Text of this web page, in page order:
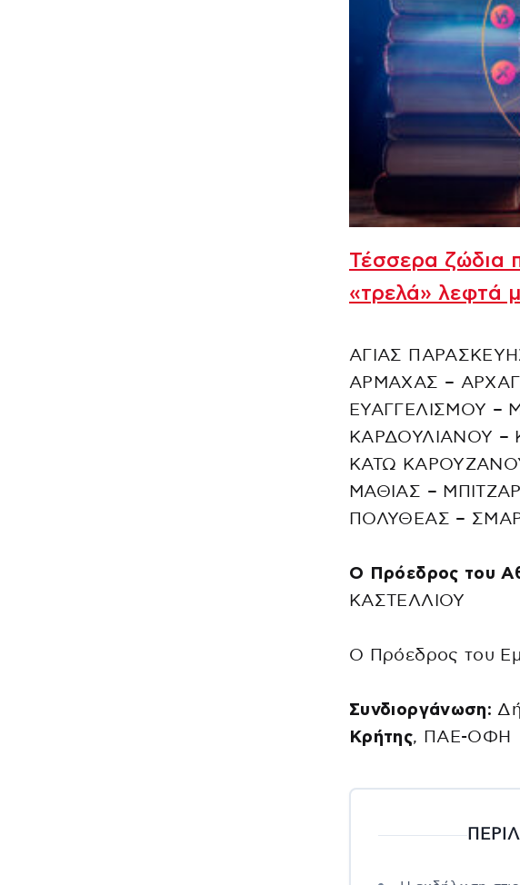
Τέσσερα ζώδια
«τρελά» λεφτά
ΑΓΙΑΣ
ΑΡΜΑΧΑΣ –
ΕΥΑΓΓΕΛΙΣΜΟΥ –
ΚΑΡΔΟΥΛΙΑΝΟΥ –
ΚΑΤΩ
ΜΑΘΙΑΣ –
ΠΟΛΥΘΕΑΣ –
Ο Πρόεδρος του
ΚΑΣΤΕΛΛΙΟΥ
Ο Πρόεδρος του
Συνδιοργάνωση:
Κρήτης, ΠΑΕ-ΟΦΗ